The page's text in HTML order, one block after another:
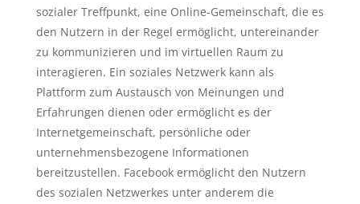
sozialer Treffpunkt, eine Online-Gemeinschaft, die es
den Nutzern in der Regel ermöglicht, untereinander
zu kommunizieren und im virtuellen Raum zu
interagieren. Ein soziales Netzwerk kann als
Plattform zum Austausch von Meinungen und
Erfahrungen dienen oder ermöglicht es der
Internetgemeinschaft, persönliche oder
unternehmensbezogene Informationen
bereitzustellen. Facebook ermöglicht den Nutzern
des sozialen Netzwerkes unter anderem die